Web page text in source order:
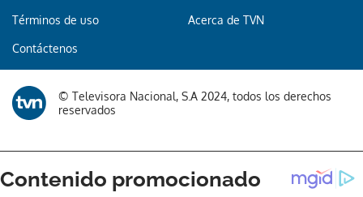
Términos de uso Acerca de TVN
Contáctenos
© Televisora Nacional, S.A 2024, todos los derechos
reservados